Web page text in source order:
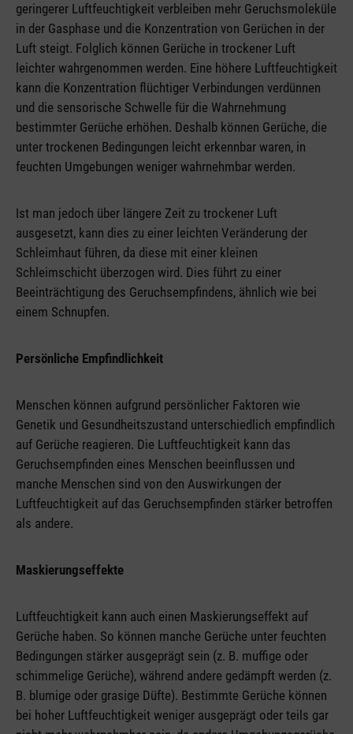
geringerer Luftfeuchtigkeit verbleiben mehr Geruchsmoleküle
in der Gasphase und die Konzentration von Gerüchen in der
Luft steigt. Folglich können Gerüche in trockener Luft
leichter wahrgenommen werden. Eine höhere Luftfeuchtigkeit
kann die Konzentration flüchtiger Verbindungen verdünnen
und die sensorische Schwelle für die Wahrnehmung
bestimmter Gerüche erhöhen. Deshalb können Gerüche, die
unter trockenen Bedingungen leicht erkennbar waren, in
feuchten Umgebungen weniger wahrnehmbar werden.
Ist man jedoch über längere Zeit zu trockener Luft
ausgesetzt, kann dies zu einer leichten Veränderung der
Schleimhaut führen, da diese mit einer kleinen
Schleimschicht überzogen wird. Dies führt zu einer
Beeinträchtigung des Geruchsempfindens, ähnlich wie bei
einem Schnupfen.
Persönliche Empfindlichkeit
Menschen können aufgrund persönlicher Faktoren wie
Genetik und Gesundheitszustand unterschiedlich empfindlich
auf Gerüche reagieren. Die Luftfeuchtigkeit kann das
Geruchsempfinden eines Menschen beeinflussen und
manche Menschen sind von den Auswirkungen der
Luftfeuchtigkeit auf das Geruchsempfinden stärker betroffen
als andere.
Maskierungseffekte
Luftfeuchtigkeit kann auch einen Maskierungseffekt auf
Gerüche haben. So können manche Gerüche unter feuchten
Bedingungen stärker ausgeprägt sein (z. B. muffige oder
schimmelige Gerüche), während andere gedämpft werden (z.
B. blumige oder grasige Düfte). Bestimmte Gerüche können
bei hoher Luftfeuchtigkeit weniger ausgeprägt oder teils gar